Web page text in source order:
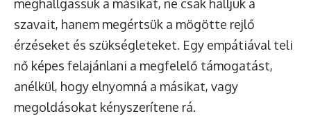
meghallgassuk a másikat, ne csak halljuk a
szavait, hanem megértsük a mögötte rejlő
érzéseket és szükségleteket. Egy empátiával teli
nő képes felajánlani a megfelelő támogatást,
anélkül, hogy elnyomná a másikat, vagy
megoldásokat kényszerítene rá.